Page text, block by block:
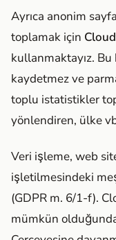
Ayrıca anonim
toplamak için
kullanmaktayız.
kaydetmez ve
toplu istatistikler
yönlendiren, ülke
Veri işleme, web
işletilmesindeki
(GDPR m. 6/1-f).
mümkün